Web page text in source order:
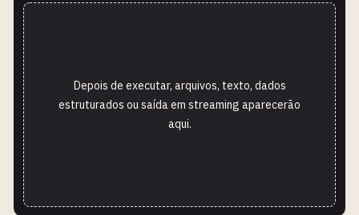
Depois de executar, arquivos, texto, dados
estruturados ou saída em streaming aparecerão
aqui.